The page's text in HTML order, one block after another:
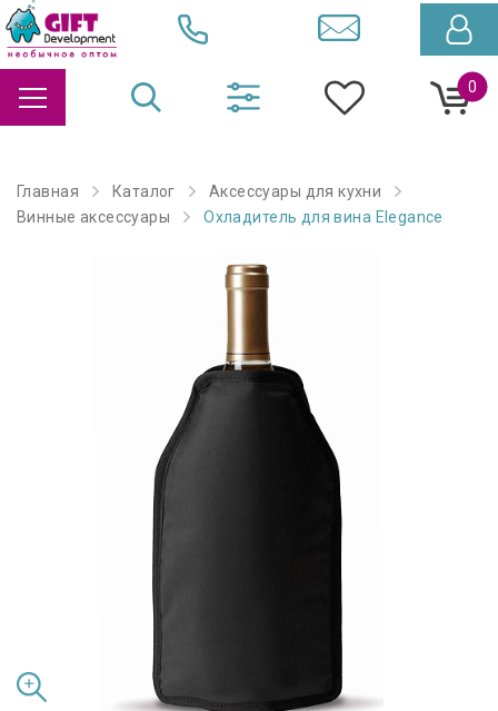
0
Главная Каталог
Аксессуары для кухни
Винные аксессуары
Охладитель для вина Elegance